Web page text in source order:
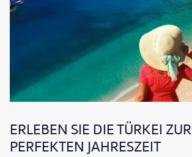
ERLEBEN SIE DIE TÜRKEI ZUR
PERFEKTEN JAHRESZEIT